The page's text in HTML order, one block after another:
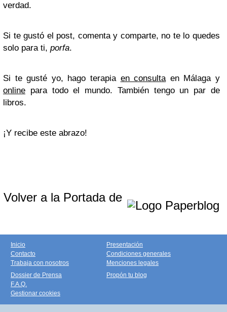
verdad.
Si te gustó el post, comenta y comparte, no te lo quedes
solo para ti, porfa.
Si te gusté yo, hago terapia en consultaen Málaga y
online para todo el mundo. También tengo un par de
libros.
¡Y recibe este abrazo!
Volver a la Portada de
Inicio
Contacto
Trabaja con nosotros
Presentación
Condiciones generales
Menciones legales
Dossier de Prensa
F.A.Q.
Gestionar cookies
Propón tu blog